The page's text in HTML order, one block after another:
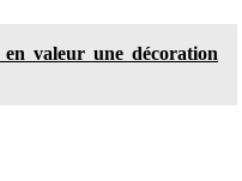
valeur une décoration